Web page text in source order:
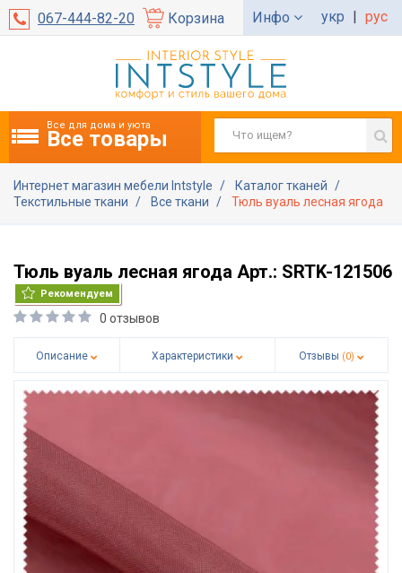
067-444-82-20 Корзина Инфо укр | рус
Все для дома и уюта
Все товары
Интернет магазин мебели Intstyle
Каталог тканей
Текстильные ткани
Все ткани Тюль вуаль лесная ягода
Тюль вуаль лесная ягода Арт.: SRTK-121506
Рекомендуем
0 отзывов
Описание Характеристики Отзывы (0)